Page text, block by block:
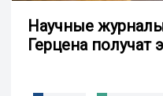
Научные
Герцена получат